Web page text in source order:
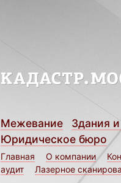
Межевание Здания
Юридическое бюро
Главная О компании
аудит
Лазерное